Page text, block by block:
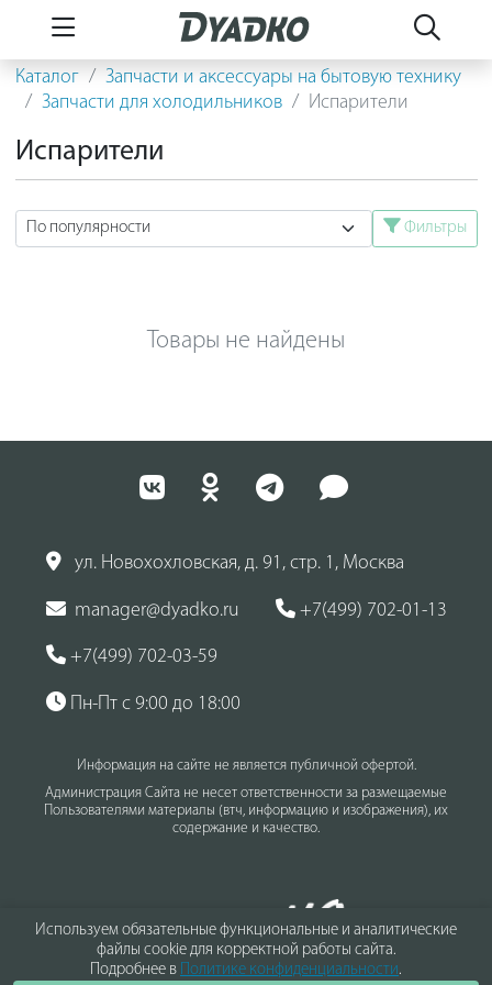
Каталог
Запчасти и аксессуары на бытовую технику
Запчасти для холодильников
Испарители
Испарители
Фильтры
Товары не найдены
Используем обязательные функциональные и аналитические
файлы cookie для корректной работы сайта.
Подробнее в Политике конфиденциальности.
ул. Новохохловская, д. 91, стр. 1, Москва
manager@dyadko.ru +7(499) 702-01-13
+7(499) 702-03-59
Пн-Пт с 9:00 до 18:00
Информация на сайте не является публичной офертой.
Администрация Сайта не несет ответственности за размещаемые
Пользователями материалы (втч, информацию и изображения), их
содержание и качество.